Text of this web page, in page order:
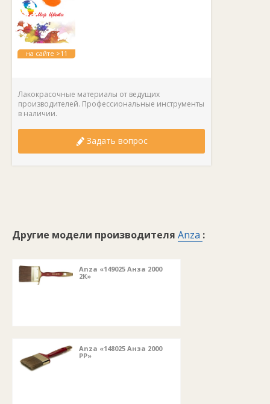
на сайте >11
Лакокрасочные материалы от ведущих
производителей. Профессиональные инструменты
в наличии.
Задать вопрос
Другие модели производителя Anza :
Anza «149025 Анза 2000
2К»
Anza «148025 Анза 2000
РР»